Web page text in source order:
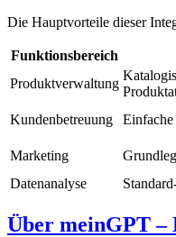
Die Hauptvorteile dieser
Funktionsbereich
Produktverwaltung
Kundenbetreuung
Marketing
Datenanalyse
Über meinGPT